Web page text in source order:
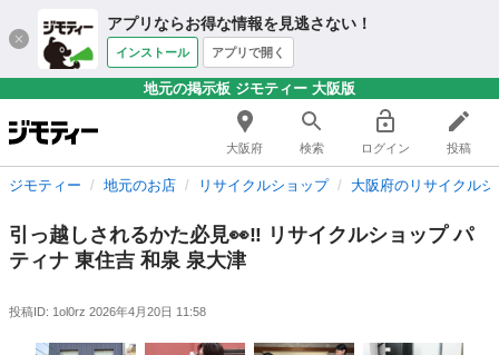
アプリならお得な情報を見逃さない！
インストール アプリで開く
地元の掲示板 ジモティー 大阪版
大阪府 検索 ログイン 投稿
ジモティー 地元のお店 リサイクルショップ 大阪府のリサイクル
引っ越しされるかた必見👀‼️ リサイクルショップ パ
ティナ 東住吉 和泉 泉大津
投稿ID: 1ol0rz 2026年4月20日 11:58